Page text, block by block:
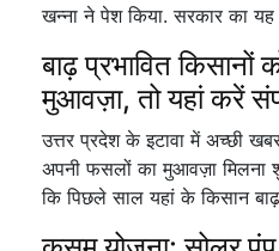
खन्ना ने पेश किया. सरकार का
बाढ़ प्रभावित किसानों
मुआवज़ा, तो यहां करें
उत्तर प्रदेश के इटावा में अच्छी
अपनी फसलों का मुआवज़ा मिलना
कि पिछले साल यहां के किसान